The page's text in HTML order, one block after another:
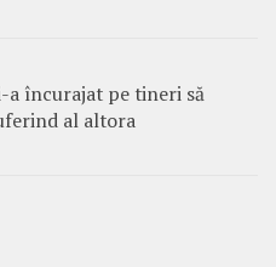
a încurajat pe tineri să
al altora